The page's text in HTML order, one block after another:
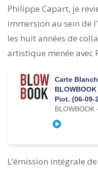
Philippe Capart, je
immersion au sein de
les huit années de
artistique menée avec
L’émission intégrale